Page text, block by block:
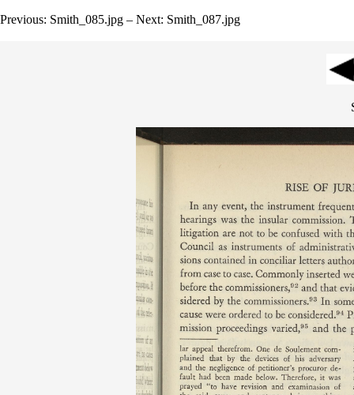
Previous: Smith_085.jpg – Next: Smith_087.jpg